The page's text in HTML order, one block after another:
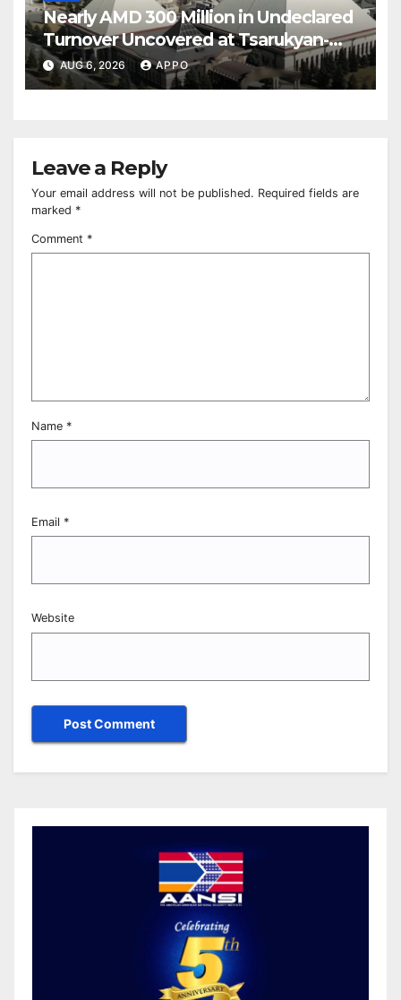
Nearly AMD 300 Million in Undeclared
Turnover Uncovered at Tsarukyan-
Owned Entertainment Center
AUG 6, 2026 APPO
Leave a Reply
Your email address will not be published. Required fields are
marked *
Comment *
Name *
Email *
Website